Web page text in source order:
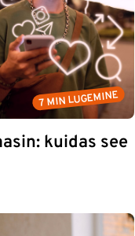
7 MIN LUGEMINE
kuidas see